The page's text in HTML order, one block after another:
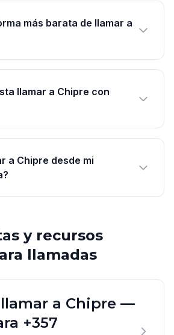
más barata de llamar a
llamar a Chipre con
a Chipre desde mi
y recursos
llamadas
a Chipre —
+357